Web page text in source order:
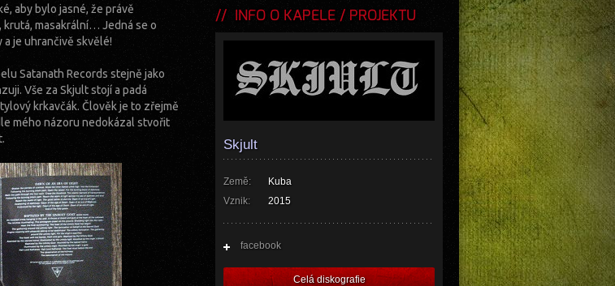
aby bylo jasné, že právě
masakrální… Jedná se o
a je uhrančivě skvělé!
Satanath Records stejně jako
Vše za Skjult stojí a padá
krkavčák. Člověk je to zřejmě
mého názoru nedokázal stvořit
INFO O KAPELE / PROJEKTU
Skjult
Země:
Kuba
Vznik:
2015
facebook
Celá diskografie